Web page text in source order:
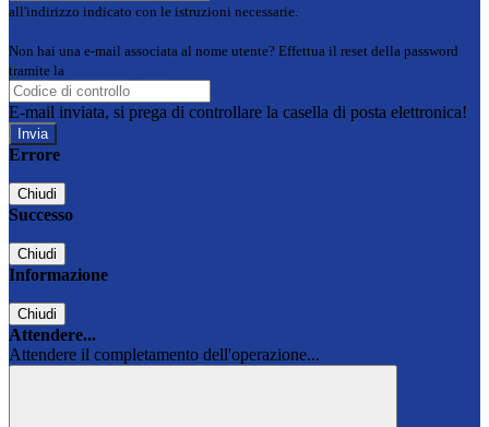
all'indirizzo indicato con le istruzioni necessarie.
Non hai una e-mail associata al nome utente? Effettua il reset della password
tramite la
E-mail inviata, si prega di controllare la casella di posta elettronica!
Errore
Chiudi
Successo
Chiudi
Informazione
Chiudi
Attendere...
Attendere il completamento dell'operazione...